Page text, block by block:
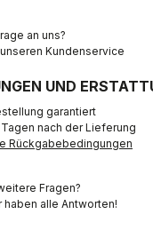
an uns?
Kundenservice
UND
garantiert
nach der Lieferung
Rückgabebedingungen
Fragen?
haben alle Antworten!